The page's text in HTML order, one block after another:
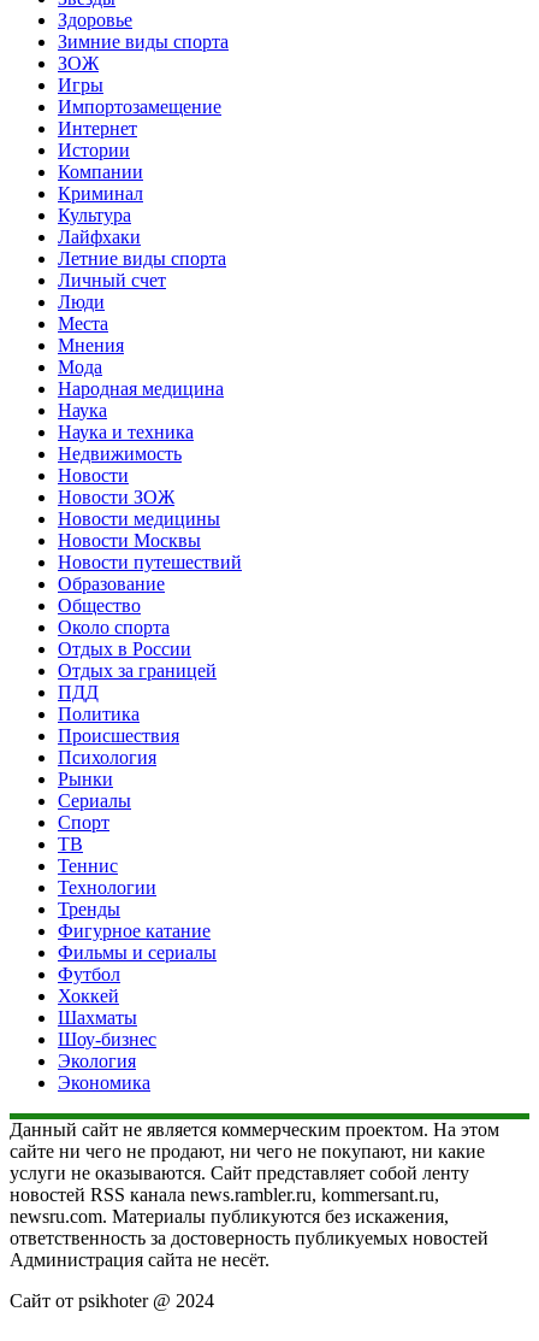
Здоровье
Зимние виды спорта
ЗОЖ
Игры
Импортозамещение
Интернет
Истории
Компании
Криминал
Культура
Лайфхаки
Летние виды спорта
Личный счет
Люди
Места
Мнения
Мода
Народная медицина
Наука
Наука и техника
Недвижимость
Новости
Новости ЗОЖ
Новости медицины
Новости Москвы
Новости путешествий
Образование
Общество
Около спорта
Отдых в России
Отдых за границей
ПДД
Политика
Происшествия
Психология
Рынки
Сериалы
Спорт
ТВ
Теннис
Технологии
Тренды
Фигурное катание
Фильмы и сериалы
Футбол
Хоккей
Шахматы
Шоу-бизнес
Экология
Экономика
Данный сайт не является коммерческим проектом. На этом
сайте ни чего не продают, ни чего не покупают, ни какие
услуги не оказываются. Сайт представляет собой ленту
новостей RSS канала news.rambler.ru, kommersant.ru,
newsru.com. Материалы публикуются без искажения,
ответственность за достоверность публикуемых новостей
Администрация сайта не несёт.
Сайт от psikhoter @ 2024